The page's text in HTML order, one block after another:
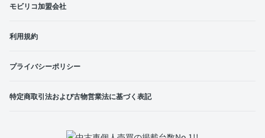
モビリコ加盟会社
利用規約
プライバシーポリシー
特定商取引法および古物営業法に基づく表記